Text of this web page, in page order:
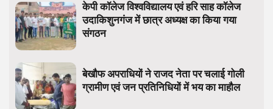
केपी कॉलेज विश्वविद्यालय एवं हरि साह कॉलेज
उदाकिशुनगंज में छात्र अध्यक्ष का किया गया
संगठन
बेखौफ अपराधियों ने राजद नेता पर चलाई गोली
ग्रामीण एवं जन प्रतिनिधियों में भय का माहौल